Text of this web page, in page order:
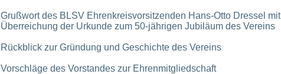
Grußwort des BLSV Ehrenkreisvorsitzenden Hans-Otto Dressel mit
Überreichung der Urkunde zum 50-jährigen Jubiläum des Vereins
Rückblick zur Gründung und Geschichte des Vereins
Vorschläge des Vorstandes zur Ehrenmitgliedschaft